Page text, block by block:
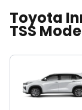
Toyota
TSS